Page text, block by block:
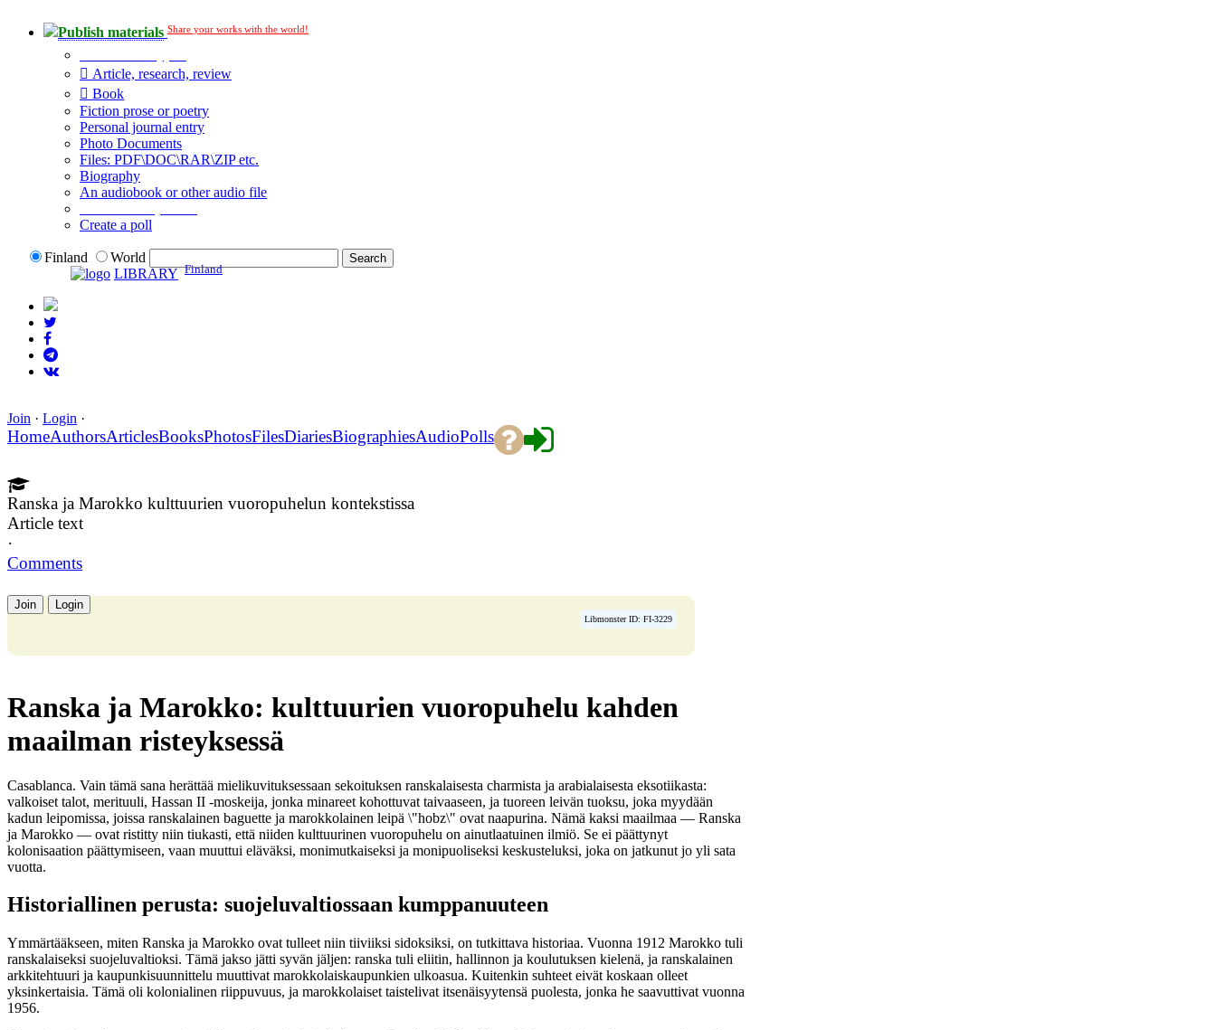
Publish materials Share your works with the world!
Article, research, review
Book
Fiction prose or poetry
Personal journal entry
Photo Documents
Files: PDF\DOC\RAR\ZIP etc.
Biography
An audiobook or other audio file
Create a poll
Finland
World
LIBRARY Finland
Join · Login ·
HomeAuthorsArticlesBooksPhotosFilesDiariesBiographiesAudioPolls
Ranska ja Marokko kulttuurien vuoropuhelun kontekstissa
Article text
·
Comments
Join Login
Libmonster ID: FI-3229
Ranska ja Marokko: kulttuurien vuoropuhelu kahden
maailman risteyksessä
Casablanca. Vain tämä sana herättää mielikuvituksessaan sekoituksen ranskalaisesta charmista ja arabialaisesta eksotiikasta:
valkoiset talot, merituuli, Hassan II -moskeija, jonka minareet kohottuvat taivaaseen, ja tuoreen leivän tuoksu, joka myydään
kadun leipomissa, joissa ranskalainen baguette ja marokkolainen leipä \"hobz\" ovat naapurina. Nämä kaksi maailmaa — Ranska
ja Marokko — ovat ristitty niin tiukasti, että niiden kulttuurinen vuoropuhelu on ainutlaatuinen ilmiö. Se ei päättynyt
kolonisaation päättymiseen, vaan muuttui eläväksi, monimutkaiseksi ja monipuoliseksi keskusteluksi, joka on jatkunut jo yli sata
vuotta.
Historiallinen perusta: suojeluvaltiossaan kumppanuuteen
Ymmärtääkseen, miten Ranska ja Marokko ovat tulleet niin tiiviiksi sidoksiksi, on tutkittava historiaa. Vuonna 1912 Marokko tuli
ranskalaiseksi suojeluvaltioksi. Tämä jakso jätti syvän jäljen: ranska tuli eliitin, hallinnon ja koulutuksen kielenä, ja ranskalainen
arkkitehtuuri ja kaupunkisuunnittelu muuttivat marokkolaiskaupunkien ulkoasua. Kuitenkin suhteet eivät koskaan olleet
yksinkertaisia. Tämä oli kolonialinen riippuvuus, ja marokkolaiset taistelivat itsenäisyytensä puolesta, jonka he saavuttivat vuonna
1956.